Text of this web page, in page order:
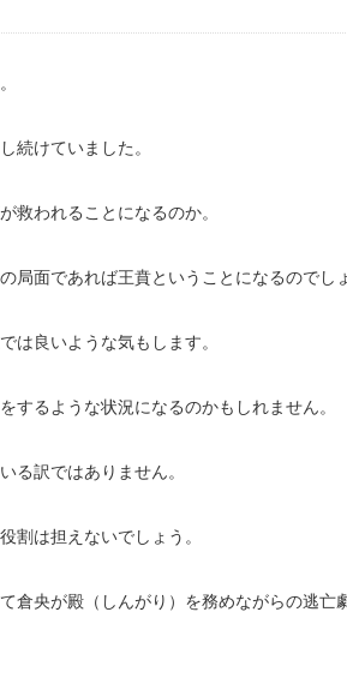
続けていました。
救われることになるのか。
局面であれば王賁ということになるのでし
は良いような気もします。
するような状況になるのかもしれません。
る訳ではありません。
割は担えないでしょう。
倉央が殿（しんがり）を務めながらの逃亡